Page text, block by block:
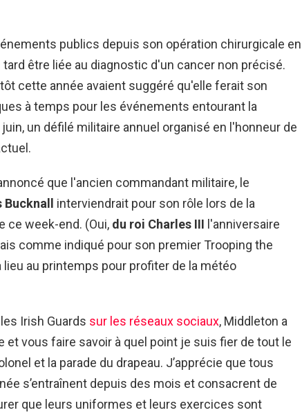
publics depuis son opération chirurgicale en
être liée au diagnostic d'un cancer non précisé.
cette année avaient suggéré qu'elle ferait son
à temps pour les événements entourant la
un défilé militaire annuel organisé en l'honneur de
que l'ancien commandant militaire, le
interviendrait pour son rôle lors de la
ce week-end. (Oui, du roi Charles III l'anniversaire
comme indiqué pour son premier Trooping the
lieu au printemps pour profiter de la météo
Irish Guards sur les réseaux sociaux, Middleton a
et vous faire savoir à quel point je suis fier de tout le
et la parade du drapeau. J’apprécie que tous
s’entraînent depuis des mois et consacrent de
que leurs uniformes et leurs exercices sont